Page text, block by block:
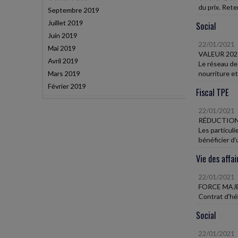
Septembre 2019
Juillet 2019
Juin 2019
Mai 2019
Avril 2019
Mars 2019
Février 2019
du prix.
Social
22/01/2021
VALEUR
Le réseau
nourriture et
Fiscal TPE
22/01/2021
Les
bénéficier
Vie des
22/01/2021
FORCE
Contrat
Social
22/01/2021